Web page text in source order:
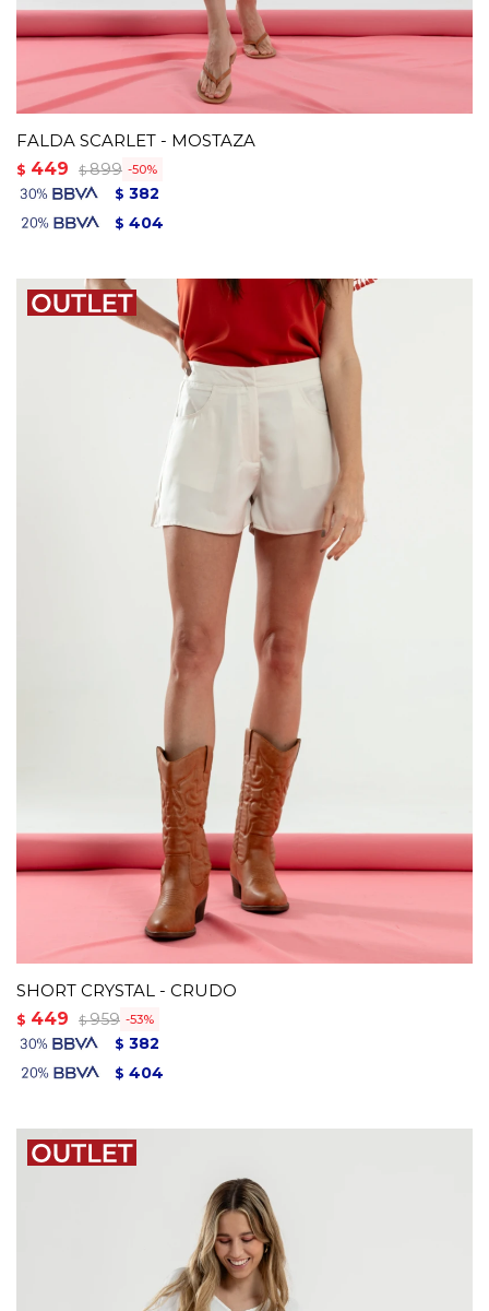
FALDA SCARLET - MOSTAZA
$ 449 $ 899 50
$ 382
$ 404
SHORT CRYSTAL - CRUDO
$ 449 $ 959 53
$ 382
$ 404